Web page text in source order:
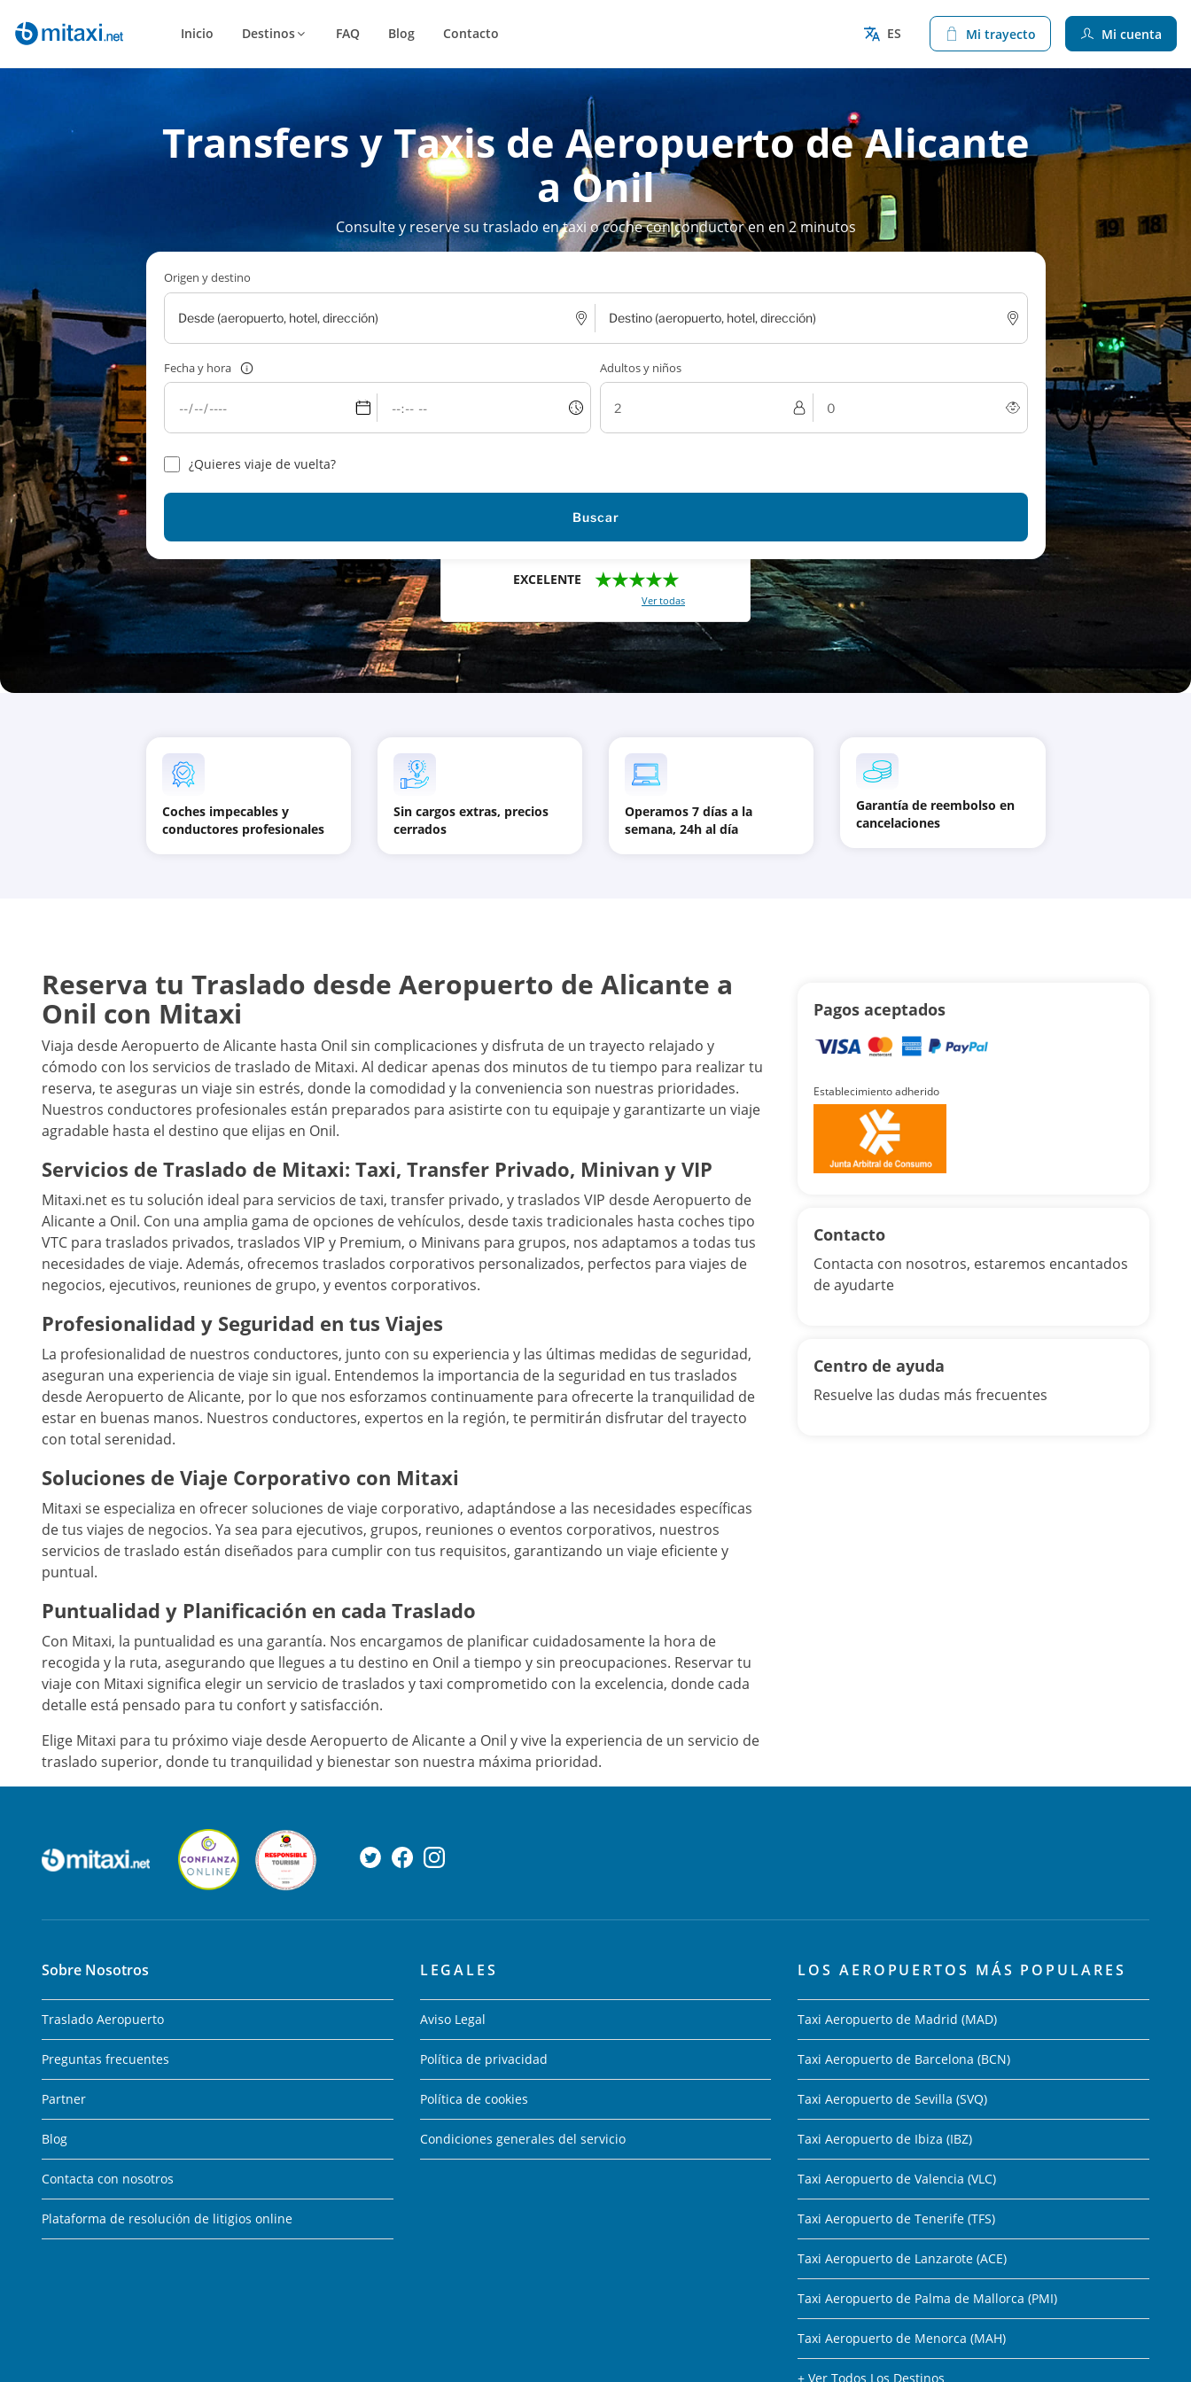
Inicio Destinos FAQ Blog Contacto ES Mi trayecto Mi cuenta
Transfers y Taxis de Aeropuerto de Alicante
a Onil
Consulte y reserve su traslado en taxi o coche con conductor en en 2 minutos
Origen y destino
Fecha y hora Adultos y niños
¿Quieres viaje de vuelta?
Buscar
EXCELENTE ★★★★★
Ver todas
Coches impecables y
conductores profesionales
Sin cargos extras, precios
cerrados
Operamos 7 días a la
semana, 24h al día
Garantía de reembolso en
cancelaciones
Reserva tu Traslado desde Aeropuerto de Alicante a
Onil con Mitaxi
Viaja desde Aeropuerto de Alicante hasta Onil sin complicaciones y disfruta de un trayecto relajado y
cómodo con los servicios de traslado de Mitaxi. Al dedicar apenas dos minutos de tu tiempo para realizar tu
reserva, te aseguras un viaje sin estrés, donde la comodidad y la conveniencia son nuestras prioridades.
Nuestros conductores profesionales están preparados para asistirte con tu equipaje y garantizarte un viaje
agradable hasta el destino que elijas en Onil.
Servicios de Traslado de Mitaxi: Taxi, Transfer Privado, Minivan y VIP
Mitaxi.net es tu solución ideal para servicios de taxi, transfer privado, y traslados VIP desde Aeropuerto de
Alicante a Onil. Con una amplia gama de opciones de vehículos, desde taxis tradicionales hasta coches tipo
VTC para traslados privados, traslados VIP y Premium, o Minivans para grupos, nos adaptamos a todas tus
necesidades de viaje. Además, ofrecemos traslados corporativos personalizados, perfectos para viajes de
negocios, ejecutivos, reuniones de grupo, y eventos corporativos.
Profesionalidad y Seguridad en tus Viajes
La profesionalidad de nuestros conductores, junto con su experiencia y las últimas medidas de seguridad,
aseguran una experiencia de viaje sin igual. Entendemos la importancia de la seguridad en tus traslados
desde Aeropuerto de Alicante, por lo que nos esforzamos continuamente para ofrecerte la tranquilidad de
estar en buenas manos. Nuestros conductores, expertos en la región, te permitirán disfrutar del trayecto
con total serenidad.
Soluciones de Viaje Corporativo con Mitaxi
Mitaxi se especializa en ofrecer soluciones de viaje corporativo, adaptándose a las necesidades específicas
de tus viajes de negocios. Ya sea para ejecutivos, grupos, reuniones o eventos corporativos, nuestros
servicios de traslado están diseñados para cumplir con tus requisitos, garantizando un viaje eficiente y
puntual.
Puntualidad y Planificación en cada Traslado
Con Mitaxi, la puntualidad es una garantía. Nos encargamos de planificar cuidadosamente la hora de
recogida y la ruta, asegurando que llegues a tu destino en Onil a tiempo y sin preocupaciones. Reservar tu
viaje con Mitaxi significa elegir un servicio de traslados y taxi comprometido con la excelencia, donde cada
detalle está pensado para tu confort y satisfacción.
Elige Mitaxi para tu próximo viaje desde Aeropuerto de Alicante a Onil y vive la experiencia de un servicio de
traslado superior, donde tu tranquilidad y bienestar son nuestra máxima prioridad.
Pagos aceptados
Establecimiento adherido
Contacto
Contacta con nosotros, estaremos encantados
de ayudarte
Centro de ayuda
Resuelve las dudas más frecuentes
Sobre Nosotros
Traslado Aeropuerto
Preguntas frecuentes
Partner
Blog
Contacta con nosotros
Plataforma de resolución de litigios online
LEGALES
Aviso Legal
Política de privacidad
Política de cookies
Condiciones generales del servicio
LOS AEROPUERTOS MÁS POPULARES
Taxi Aeropuerto de Madrid (MAD)
Taxi Aeropuerto de Barcelona (BCN)
Taxi Aeropuerto de Sevilla (SVQ)
Taxi Aeropuerto de Ibiza (IBZ)
Taxi Aeropuerto de Valencia (VLC)
Taxi Aeropuerto de Tenerife (TFS)
Taxi Aeropuerto de Lanzarote (ACE)
Taxi Aeropuerto de Palma de Mallorca (PMI)
Taxi Aeropuerto de Menorca (MAH)
+ Ver Todos Los Destinos